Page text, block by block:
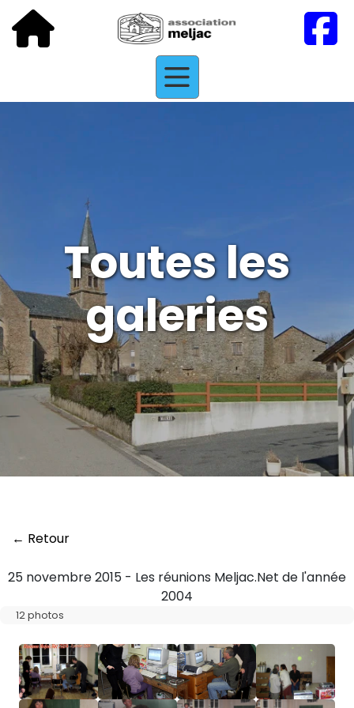
Toutes les
galeries
← Retour
25 novembre 2015 - Les réunions Meljac.Net de l'année
2004
12 photos